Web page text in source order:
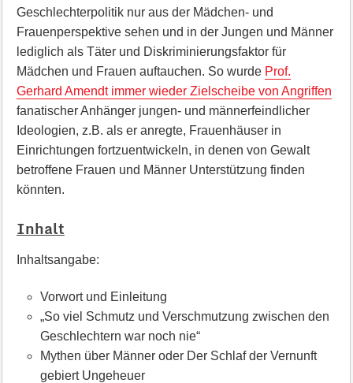
Geschlechterpolitik nur aus der Mädchen- und
Frauenperspektive sehen und in der Jungen und Männer
lediglich als Täter und Diskriminierungsfaktor für
Mädchen und Frauen auftauchen. So wurde Prof.
Gerhard Amendt immer wieder Zielscheibe von Angriffen
fanatischer Anhänger jungen- und männerfeindlicher
Ideologien, z.B. als er anregte, Frauenhäuser in
Einrichtungen fortzuentwickeln, in denen von Gewalt
betroffene Frauen und Männer Unterstützung finden
könnten.
Inhalt
Inhaltsangabe:
Vorwort und Einleitung
„So viel Schmutz und Verschmutzung zwischen den
Geschlechtern war noch nie“
Mythen über Männer oder Der Schlaf der Vernunft
gebiert Ungeheuer